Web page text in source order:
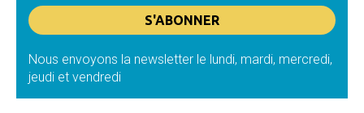
Nous envoyons la newsletter le lundi, mardi, mercredi,
jeudi et vendredi